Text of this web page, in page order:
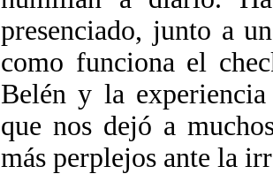
presenciado, junto a
como funciona el
Belén y la
que nos dejó a
más perplejos ante la